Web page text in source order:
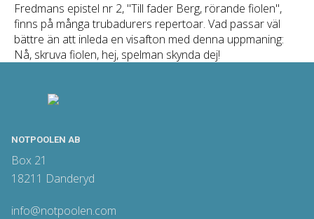
Fredmans epistel nr 2, "Till fader Berg, rörande fiolen",
finns på många trubadurers repertoar. Vad passar väl
bättre än att inleda en visafton med denna uppmaning:
Nå, skruva fiolen, hej, spelman skynda dej!
NOTPOOLEN AB
Box 21
18211 Danderyd
info@notpoolen.com